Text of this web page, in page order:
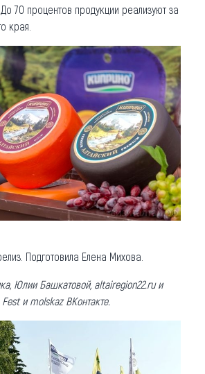
70 процентов продукции реализуют за
края.
Подготовила Елена Михова.
Юлии Башкатовой, altairegion22.ru и
и molskaz ВКонтакте.